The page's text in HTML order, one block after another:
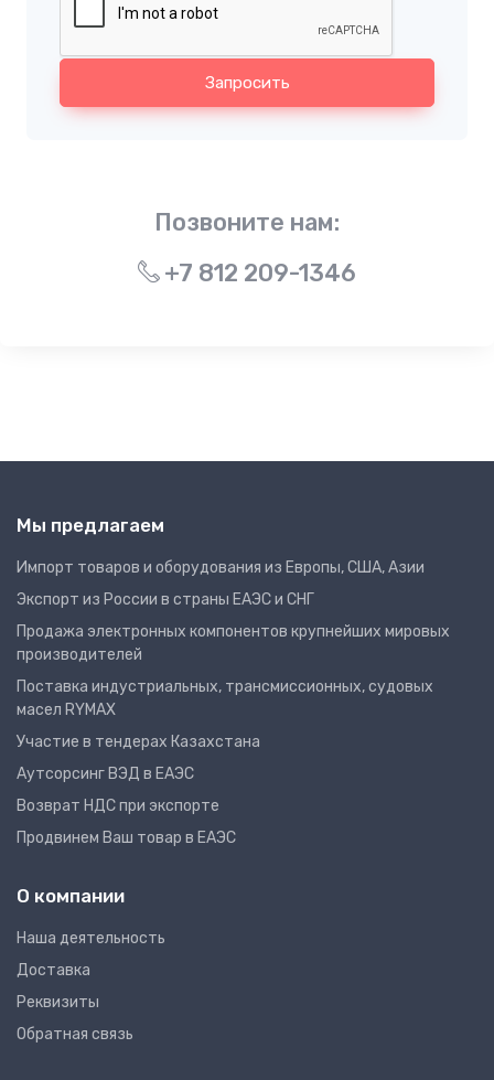
Запросить
Позвоните нам:
+7 812 209-1346
Мы предлагаем
Импорт товаров и оборудования из Европы, США, Азии
Экспорт из России в страны ЕАЭС и СНГ
Продажа электронных компонентов крупнейших мировых
производителей
Поставка индустриальных, трансмиссионных, судовых
масел RYMAX
Участие в тендерах Казахстана
Аутсорсинг ВЭД в ЕАЭС
Возврат НДС при экспорте
Продвинем Ваш товар в ЕАЭС
О компании
Наша деятельность
Доставка
Реквизиты
Обратная связь